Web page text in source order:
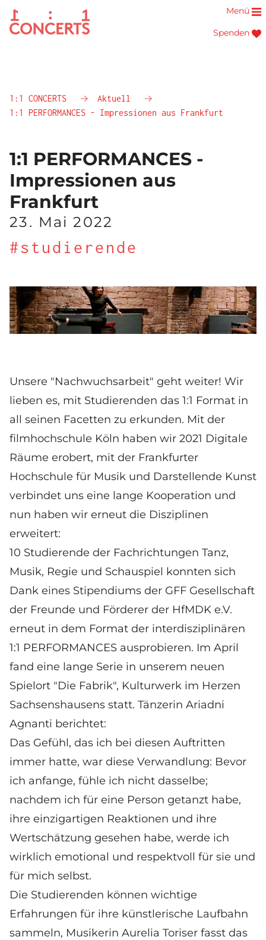
Spenden
Menü
1:1 CONCERTS
Aktuell
1:1 PERFORMANCES - Impressionen aus Frankfurt
1:1 PERFORMANCES -
Impressionen aus
Frankfurt
23. Mai 2022
#studierende
Tänzerin Ariadni Agnanti performt in der Frankfurter
Fabrik
Unsere "Nachwuchsarbeit" geht weiter! Wir
lieben es, mit Studierenden das 1:1 Format in
all seinen Facetten zu erkunden. Mit der
filmhochschule Köln haben wir 2021 Digitale
Räume erobert, mit der Frankfurter
Hochschule für Musik und Darstellende Kunst
verbindet uns eine lange Kooperation und
nun haben wir erneut die Disziplinen
erweitert:
10 Studierende der Fachrichtungen Tanz,
Musik, Regie und Schauspiel konnten sich
Dank eines Stipendiums der GFF Gesellschaft
der Freunde und Förderer der HfMDK e.V.
erneut in dem Format der interdisziplinären
1:1 PERFORMANCES ausprobieren. Im April
fand eine lange Serie in unserem neuen
Spielort "Die Fabrik", Kulturwerk im Herzen
Sachsenshausens statt. Tänzerin Ariadni
Agnanti berichtet:
​Das Gefühl, das ich bei diesen Auftritten
immer hatte, war diese Verwandlung: Bevor
ich anfange, fühle ich nicht dasselbe;
nachdem ich für eine Person getanzt habe,
ihre einzigartigen Reaktionen und ihre
Wertschätzung gesehen habe, werde ich
wirklich emotional und respektvoll für sie und
für mich selbst.
Die Studierenden können wichtige
Erfahrungen für ihre künstlerische Laufbahn
sammeln, Musikerin Aurelia Toriser fasst das